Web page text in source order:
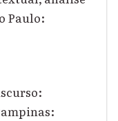
Paulo: